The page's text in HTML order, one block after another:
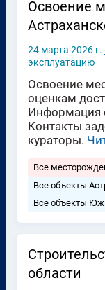
Освоение
24 марта 2026 г.
эксплуатацию
Освоение
оценкам
Информация
Контакты
кураторы.
Все
Все объекты
Все объекты
области